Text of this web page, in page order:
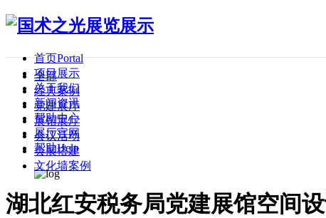
首页Portal
项目展示
关于我们
新闻资讯
帮助中心
展厅官网
帮助Help
全部
经典案例
党建展厅
展馆展厅
会议活动
会展搭建
文化墙案例
湖北红安税务局党建展馆空间